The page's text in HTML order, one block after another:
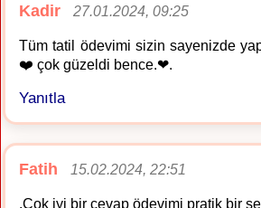
Kadir 27.01.2024, 09:25
Tüm tatil ödevimi sizin sayenizde
❤️ çok güzeldi bence.❤.
Yanıtla
Fatih 15.02.2024, 22:51
.Çok iyi bir cevap ödevimi pratik bir